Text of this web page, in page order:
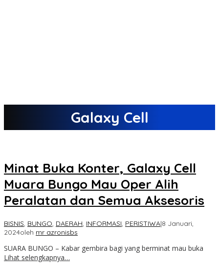
Galaxy Cell
Minat Buka Konter, Galaxy Cell
Muara Bungo Mau Oper Alih
Peralatan dan Semua Aksesoris
BISNIS, BUNGO, DAERAH, INFORMASI, PERISTIWA|8 Januari,
2024oleh mr azronisbs
SUARA BUNGO – Kabar gembira bagi yang berminat mau buka
Lihat selengkapnya…